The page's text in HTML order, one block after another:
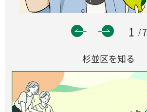
1
7
杉並区を知る